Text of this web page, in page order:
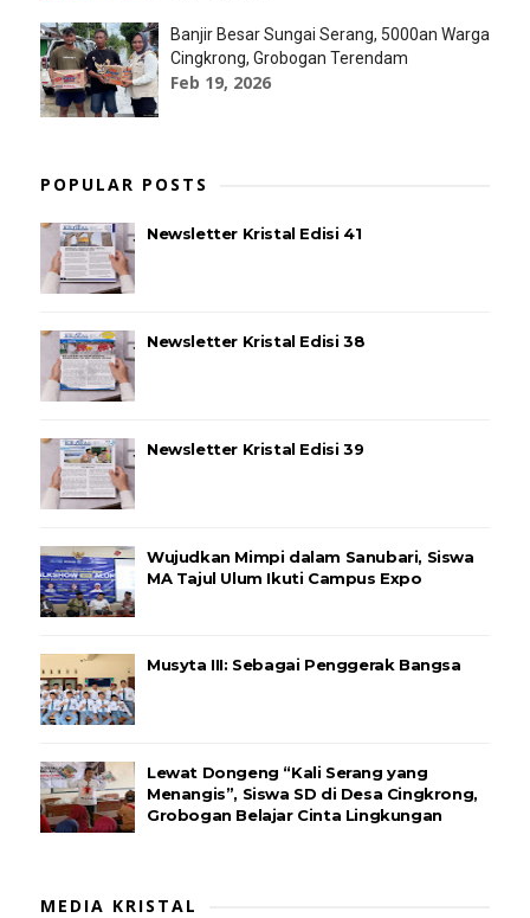
Banjir Besar Sungai Serang, 5000an Warga
Cingkrong, Grobogan Terendam
Feb 19, 2026
POPULAR POSTS
Newsletter Kristal Edisi 41
Newsletter Kristal Edisi 38
Newsletter Kristal Edisi 39
Wujudkan Mimpi dalam Sanubari, Siswa
MA Tajul Ulum Ikuti Campus Expo
Musyta III: Sebagai Penggerak Bangsa
Lewat Dongeng “Kali Serang yang
Menangis”, Siswa SD di Desa Cingkrong,
Grobogan Belajar Cinta Lingkungan
MEDIA KRISTAL